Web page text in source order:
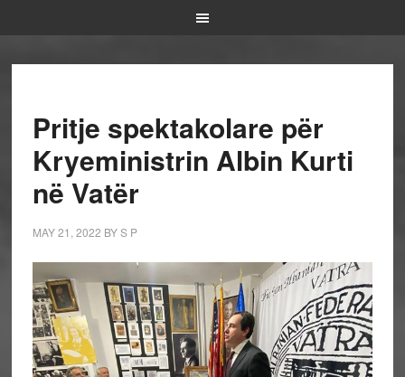
Pritje spektakolare për
Kryeministrin Albin Kurti
në Vatër
MAY 21, 2022 BYS P